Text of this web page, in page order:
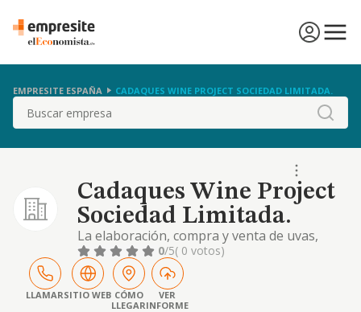
EMPRESITE ESPAÑA CADAQUES WINE PROJECT SOCIEDAD LIMITADA.
Buscar
Cadaques Wine Project
Sociedad Limitada.
La elaboración, compra y venta de uvas,
vinos y alcoholes. el cultivo de la vid,
fabricación de pipería y demás ramas
relacionadas con el comercio de vinos y
espirituosos
0/5( 0 votos)
LLAMARSITIO WEB CÓMO
LLEGAR
VER
INFORME